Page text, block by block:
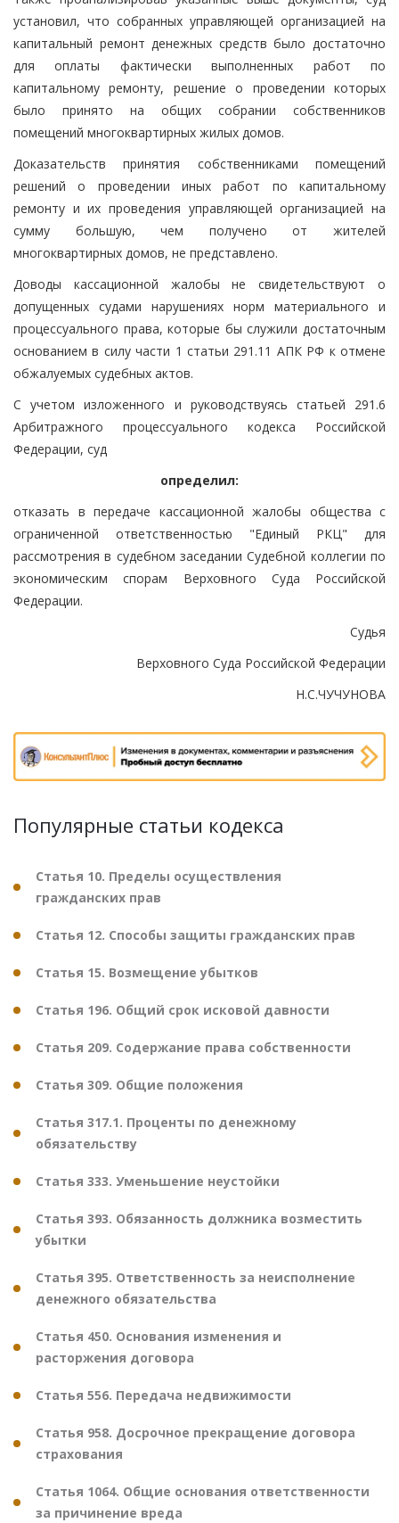
установил, что собранных управляющей организацией на
капитальный ремонт денежных средств было достаточно
для оплаты фактически выполненных работ по
капитальному ремонту, решение о проведении которых
было принято на общих собрании собственников
помещений многоквартирных жилых домов.
Доказательств принятия собственниками помещений
решений о проведении иных работ по капитальному
ремонту и их проведения управляющей организацией на
сумму большую, чем получено от жителей
многоквартирных домов, не представлено.
Доводы кассационной жалобы не свидетельствуют о
допущенных судами нарушениях норм материального и
процессуального права, которые бы служили достаточным
основанием в силу части 1 статьи 291.11 АПК РФ к отмене
обжалуемых судебных актов.
С учетом изложенного и руководствуясь статьей 291.6
Арбитражного процессуального кодекса Российской
Федерации, суд
определил:
отказать в передаче кассационной жалобы общества с
ограниченной ответственностью "Единый РКЦ" для
рассмотрения в судебном заседании Судебной коллегии по
экономическим спорам Верховного Суда Российской
Федерации.
Судья
Верховного Суда Российской Федерации
Н.С.ЧУЧУНОВА
Популярные статьи кодекса
Статья 10. Пределы осуществления
гражданских прав
Статья 12. Способы защиты гражданских прав
Статья 15. Возмещение убытков
Статья 196. Общий срок исковой давности
Статья 209. Содержание права собственности
Статья 309. Общие положения
Статья 317.1. Проценты по денежному
обязательству
Статья 333. Уменьшение неустойки
Статья 393. Обязанность должника возместить
убытки
Статья 395. Ответственность за неисполнение
денежного обязательства
Статья 450. Основания изменения и
расторжения договора
Статья 556. Передача недвижимости
Статья 958. Досрочное прекращение договора
страхования
Статья 1064. Общие основания ответственности
за причинение вреда